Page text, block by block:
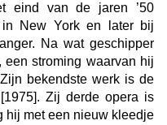
eind van de jaren ’50
New York en later bij
Na wat geschipper
stroming waarvan hij
bekendste werk is de
[1975]. Zij derde opera is
hij met een nieuw kleedje